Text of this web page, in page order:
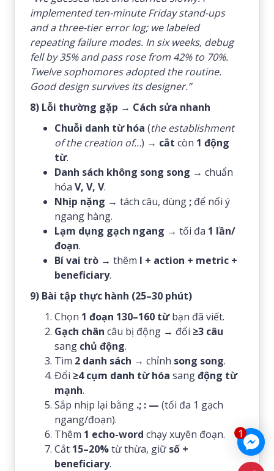
1
implemented ten-minute Friday stand-ups
and a three-tier error log; we labeled
repeating failure modes. In six weeks, debug
fell by 35% and pass rose from 42% to 70%.
Twelve sophomores adopted the routine.
Good design survives its designer.”
8) Lỗi thường gặp → Cách sửa nhanh
Chuỗi danh từ hóa (the establishment
of the creation of…) → cắt còn 1 động
từ.
Danh sách không song song → chuẩn
hóaV, V, V.
Nhịp nặng → tách câu, dùng ; để nối ý
ngang hàng.
Lạm dụng gạch ngang → tối đa 1 lần/
đoạn.
Bí vai trò → thêm I + action + metric +
beneficiary.
9) Bài tập thực hành (25–30 phút)
Chọn 1 đoạn 130–160 từbạn đã viết.
Gạch chân câu bị động → đổi ≥3 câu
sang chủ động.
Tìm 2 danh sách → chỉnh song song.
Đổi ≥4 cụm danh từ hóa sangđộng từ
mạnh.
Sắp nhịp lại bằng .; : — (tối đa 1 gạch
ngang/đoạn).
Thêm 1 echo-word chạy xuyên đoạn.
Cắt 15–20%từ thừa, giữ số +
beneficiary.